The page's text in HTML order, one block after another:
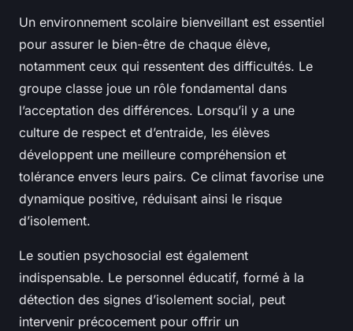
Un environnement scolaire bienveillant est essentiel
pour assurer le bien-être de chaque élève,
notamment ceux qui ressentent des difficultés. Le
groupe classe joue un rôle fondamental dans
l’acceptation des différences. Lorsqu’il y a une
culture de respect et d’entraide, les élèves
développent une meilleure compréhension et
tolérance envers leurs pairs. Ce climat favorise une
dynamique positive, réduisant ainsi le risque
d’isolement.
Le soutien psychosocial est également
indispensable. Le personnel éducatif, formé à la
détection des signes d’isolement social, peut
intervenir précocement pour offrir un